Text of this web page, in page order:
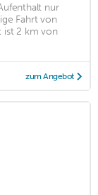
nur
Fahrt von
ist 2 km von
zum Angebot